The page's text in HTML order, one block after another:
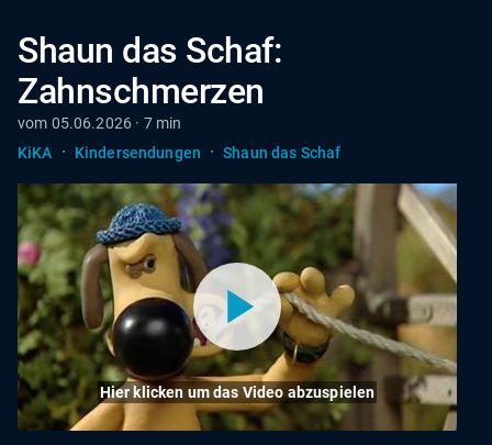
Shaun das Schaf:
Zahnschmerzen
vom 05.06.2026 · 7 min
KiKA
· Kindersendungen · Shaun das Schaf
Hier klicken um das Video abzuspielen